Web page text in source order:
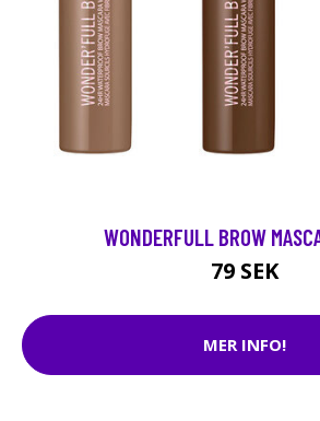
WONDERFULL BROW
79 SEK
MER INFO!